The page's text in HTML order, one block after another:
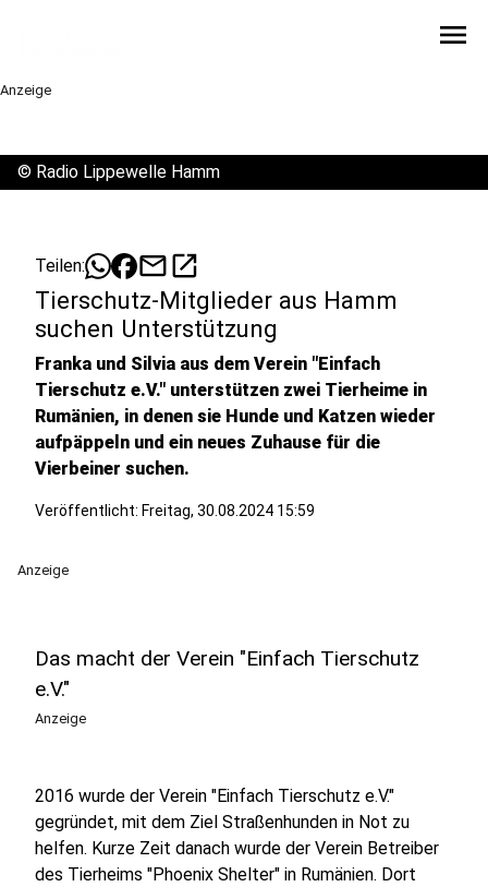
menu
Anzeige
© Radio Lippewelle Hamm
Teilen: mailopen_in_new
Tierschutz-Mitglieder aus Hamm
suchen Unterstützung
Franka und Silvia aus dem Verein "Einfach
Tierschutz e.V." unterstützen zwei Tierheime in
Rumänien, in denen sie Hunde und Katzen wieder
aufpäppeln und ein neues Zuhause für die
Vierbeiner suchen.
Veröffentlicht: Freitag, 30.08.2024 15:59
Anzeige
Das macht der Verein "Einfach Tierschutz
e.V."
Anzeige
2016 wurde der Verein "Einfach Tierschutz e.V."
gegründet, mit dem Ziel Straßenhunden in Not zu
helfen. Kurze Zeit danach wurde der Verein Betreiber
des Tierheims "Phoenix Shelter" in Rumänien. Dort